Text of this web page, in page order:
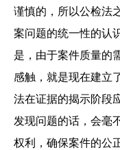
谨慎的，所以公检法
案问题的统一性的认
是，由于案件质量的
感触，就是现在建立
法在证据的揭示阶段
发现问题的话，会毫
权利，确保案件的公